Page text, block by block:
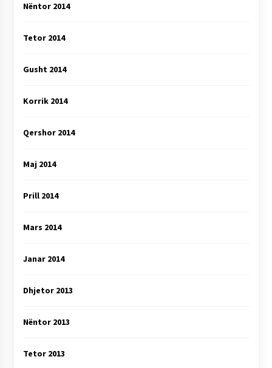
Nëntor 2014
Tetor 2014
Gusht 2014
Korrik 2014
Qershor 2014
Maj 2014
Prill 2014
Mars 2014
Janar 2014
Dhjetor 2013
Nëntor 2013
Tetor 2013